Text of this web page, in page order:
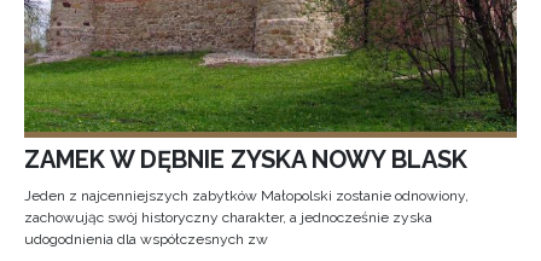
ZAMEK W DĘBNIE ZYSKA NOWY BLASK
Jeden z najcenniejszych zabytków Małopolski zostanie odnowiony,
zachowując swój historyczny charakter, a jednocześnie zyska
udogodnienia dla współczesnych zw